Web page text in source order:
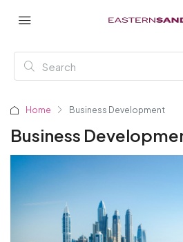
Home Business Development
Business